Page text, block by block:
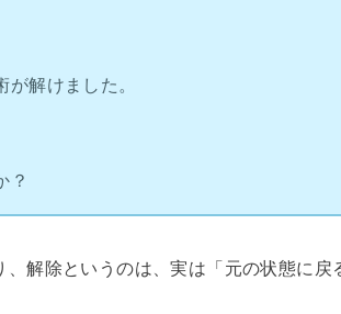
が解けました。
？
、解除というのは、実は「元の状態に戻